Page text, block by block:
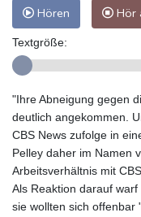
Hören Hör
Textgröße:
"Ihre Abneigung gegen
deutlich angekommen.
CBS News zufolge in
Pelley daher im Namen
Arbeitsverhältnis mit
Als Reaktion darauf
sie wollten sich offenbar